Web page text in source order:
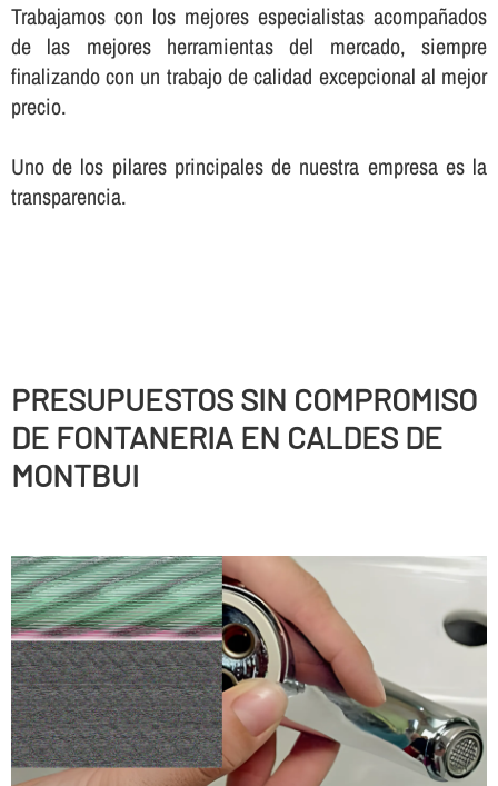
Trabajamos con los mejores especialistas acompañados
de las mejores herramientas del mercado, siempre
finalizando con un trabajo de calidad excepcional al mejor
precio.
Uno de los pilares principales de nuestra empresa es la
transparencia.
PRESUPUESTOS SIN COMPROMISO
DE FONTANERIA EN CALDES DE
MONTBUI